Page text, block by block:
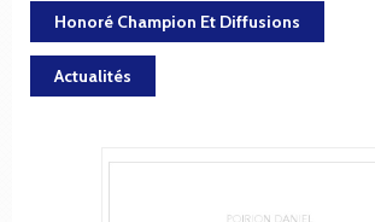
Honoré Champion Et Diffusions
Actualités